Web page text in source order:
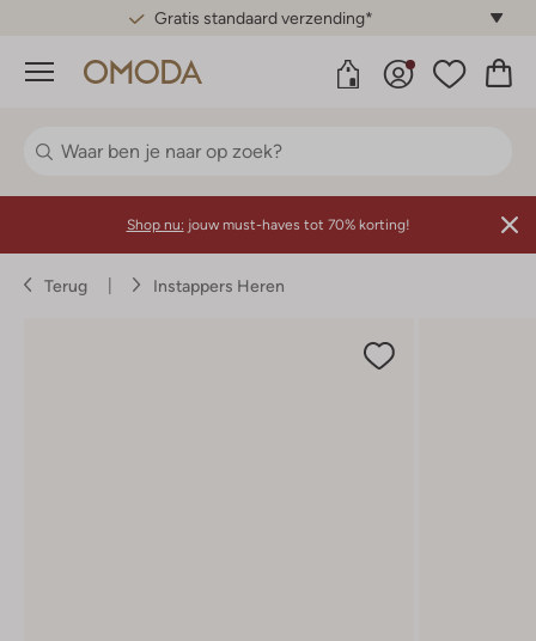
Gratis standaard verzending*
Menu
Shop nu: jouw must-haves tot 70% korting!
Terug Instappers Heren